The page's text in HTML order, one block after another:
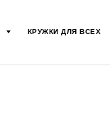
КРУЖКИ ДЛЯ ВСЕХ